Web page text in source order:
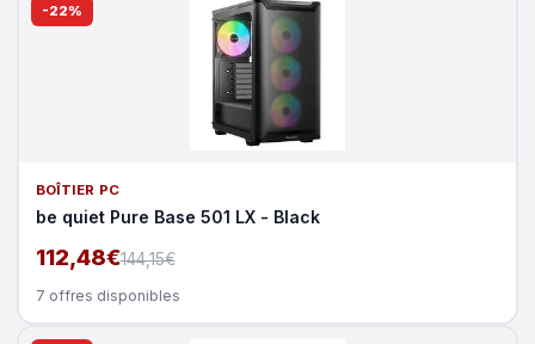
-22%
BOÎTIER PC
be quiet Pure Base 501 LX - Black
112,48€144,15€
7 offres disponibles